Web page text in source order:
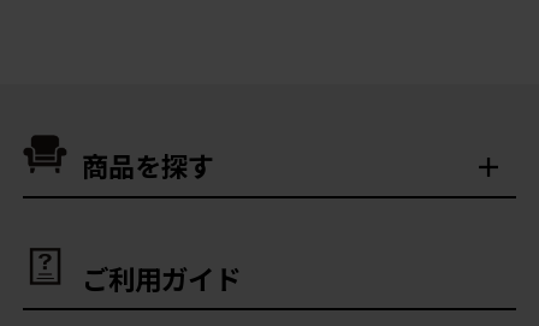
商品を探す
ご利用ガイド